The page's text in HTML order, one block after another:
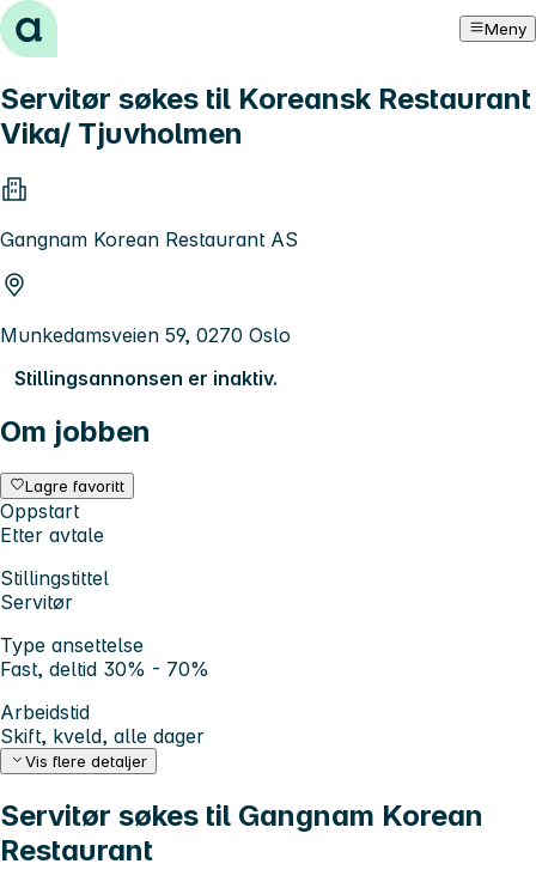
Hopp til innhold Meny
Servitør søkes til Koreansk Restaurant
Vika/ Tjuvholmen
Gangnam Korean Restaurant AS
Munkedamsveien 59, 0270 Oslo
Stillingsannonsen er inaktiv.
Om jobben
Lagre favoritt
Oppstart
Etter avtale
Stillingstittel
Servitør
Type ansettelse
Fast, deltid 30% - 70%
Arbeidstid
Skift, kveld, alle dager
Vis flere detaljer
Servitør søkes til Gangnam Korean
Restaurant